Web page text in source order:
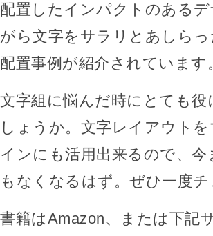
配置したインパクトのある
がら文字をサラリとあしら
配置事例が紹介されています
文字組に悩んだ時にとても
しょうか。文字レイアウト
インにも活用出来るので、
もなくなるはず。ぜひ一度
書籍はAmazon、または下記